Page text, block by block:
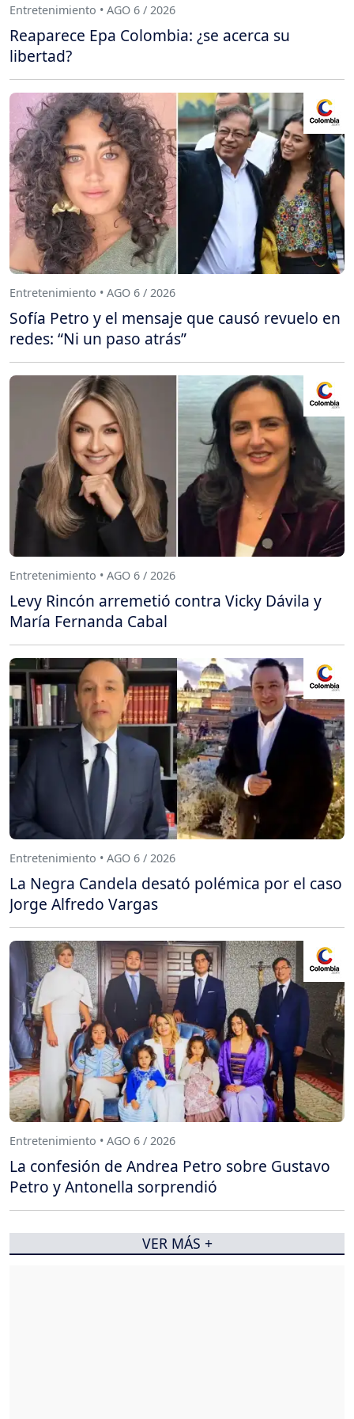
Entretenimiento • AGO 6 / 2026
Reaparece Epa Colombia: ¿se acerca su
libertad?
Entretenimiento • AGO 6 / 2026
Sofía Petro y el mensaje que causó revuelo en
redes: “Ni un paso atrás”
Entretenimiento • AGO 6 / 2026
Levy Rincón arremetió contra Vicky Dávila y
María Fernanda Cabal
Entretenimiento • AGO 6 / 2026
La Negra Candela desató polémica por el caso
Jorge Alfredo Vargas
Entretenimiento • AGO 6 / 2026
La confesión de Andrea Petro sobre Gustavo
Petro y Antonella sorprendió
VER MÁS +